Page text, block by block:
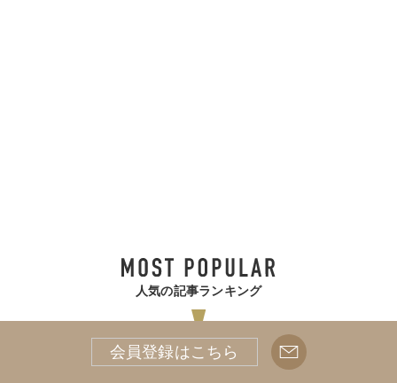
人気の記事ランキング
インタビュー
会員登録はこちら